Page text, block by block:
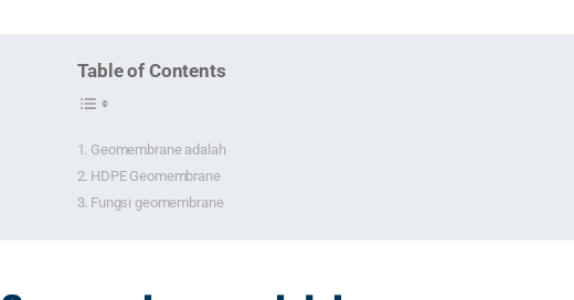
Table of Contents
Geomembrane adalah
HDPE Geomembrane
Fungsi geomembrane